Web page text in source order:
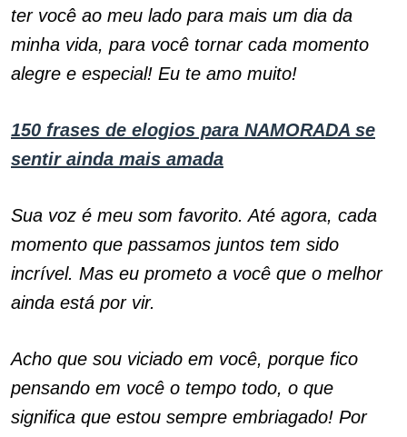
ter você ao meu lado para mais um dia da
minha vida, para você tornar cada momento
alegre e especial! Eu te amo muito!
150 frases de elogios para NAMORADA se
sentir ainda mais amada
Sua voz é meu som favorito. Até agora, cada
momento que passamos juntos tem sido
incrível. Mas eu prometo a você que o melhor
ainda está por vir.
Acho que sou viciado em você, porque fico
pensando em você o tempo todo, o que
significa que estou sempre embriagado! Por